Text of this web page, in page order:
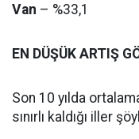
Van – %33,1
EN DÜŞÜK ARTIŞ
Son 10 yılda
sınırlı kaldığı iller